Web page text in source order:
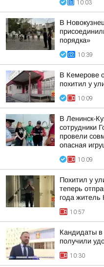
10:03
В
порядка»
10:39
В Кемерове
похитил у
10:09
В Ленинск-
сотрудники
провели
опасная
10:09
Похитил у
теперь
года житель
10:57
Кандидаты в
получили
10:30